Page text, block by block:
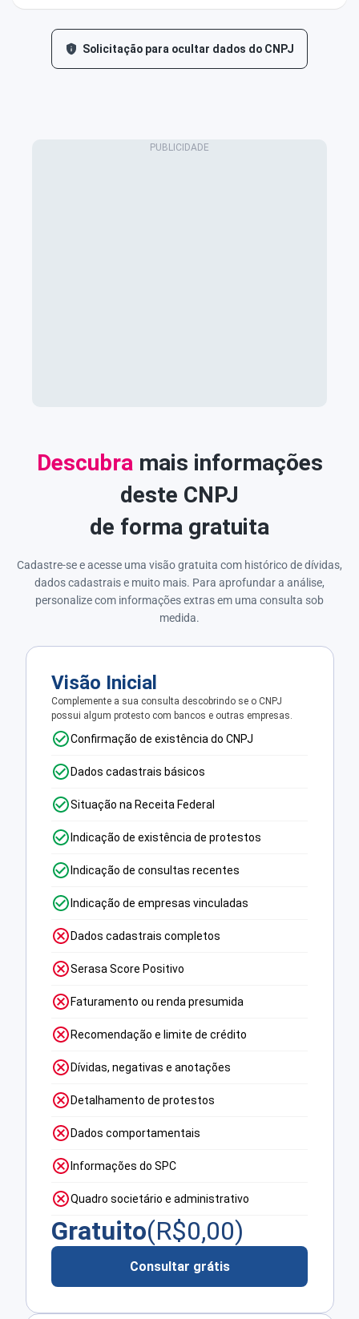
Solicitação para ocultar dados do CNPJ
Descubra mais informações
deste CNPJ
de forma gratuita
Cadastre-se e acesse uma visão gratuita com histórico de dívidas,
dados cadastrais e muito mais. Para aprofundar a análise,
personalize com informações extras em uma consulta sob
medida.
Visão Inicial
Complemente a sua consulta descobrindo se o CNPJ
possui algum protesto com bancos e outras empresas.
Confirmação de existência do CNPJ
Dados cadastrais básicos
Situação na Receita Federal
Indicação de existência de protestos
Indicação de consultas recentes
Indicação de empresas vinculadas
Dados cadastrais completos
Serasa Score Positivo
Faturamento ou renda presumida
Recomendação e limite de crédito
Dívidas, negativas e anotações
Detalhamento de protestos
Dados comportamentais
Informações do SPC
Quadro societário e administrativo
Gratuito(R$0,00)
Consultar grátis